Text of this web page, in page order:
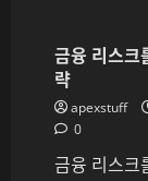
로
만
건
틴
에
금융 리스크
략
apexstuff
0
금융 리스크